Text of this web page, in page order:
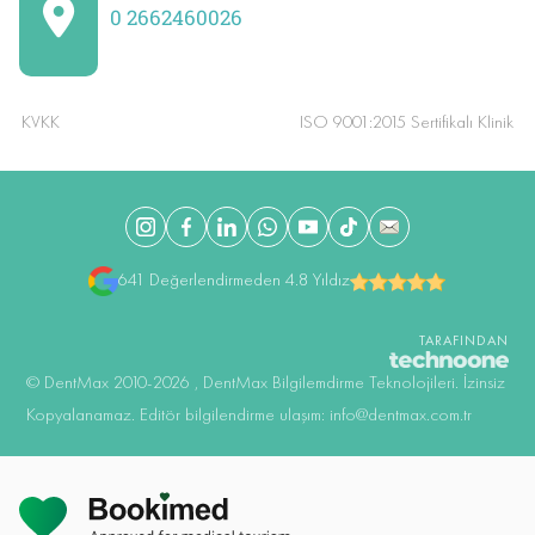
0 2662460026
KVKK ISO 9001:2015 Sertifikalı Klinik
641 Değerlendirmeden 4.8 Yıldız
©️ DentMax 2010-2026 , DentMax Bilgilemdirme Teknolojileri. İzinsiz
Kopyalanamaz. Editör bilgilendirme ulaşım: info@dentmax.com.tr
TARAFINDAN